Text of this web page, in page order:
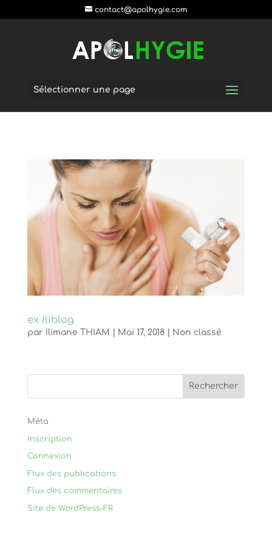
contact@apolhygie.com
Sélectionner une page
ex iliblog
par Ilimane THIAM Mai 17, 2018| Non classé
Méta
Inscription
Connexion
Flux des publications
Flux des commentaires
Site de WordPress-FR